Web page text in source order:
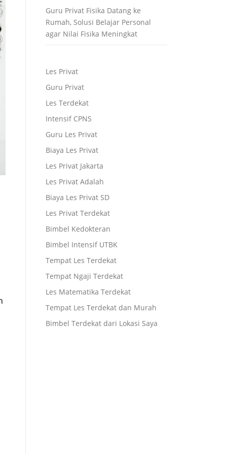
Guru Privat Fisika Datang ke
Rumah, Solusi Belajar Personal
agar Nilai Fisika Meningkat
Les Privat
Guru Privat
Les Terdekat
Intensif CPNS
Guru Les Privat
Biaya Les Privat
Les Privat Jakarta
Les Privat Adalah
Biaya Les Privat SD
Les Privat Terdekat
Bimbel Kedokteran
Bimbel Intensif UTBK
Tempat Les Terdekat
Tempat Ngaji Terdekat
Les Matematika Terdekat
Tempat Les Terdekat dan Murah
Bimbel Terdekat dari Lokasi Saya